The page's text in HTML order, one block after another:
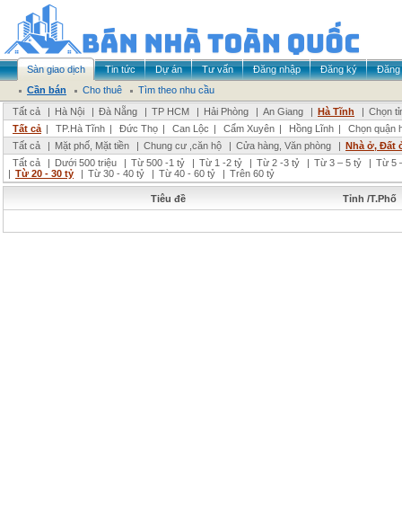
Sàn giao dịch Tin tức Dự án Tư vấn Đăng nhập Đăng ký
Đăng
Cần bán
Cho thuê
Tìm theo nhu cầu
Tất cả
| Hà Nội | Đà Nẵng | TP HCM | Hải Phòng | An Giang | Hà Tĩnh | Chọn
Tất cả | TP.Hà Tĩnh | Đức Thọ | Can Lộc | Cẩm Xuyên | Hồng Lĩnh |
Chọn quận
Tất cả
| Mặt phố, Mặt tiền | Chung cư ,căn hộ | Cửa hàng, Văn phòng | Nhà ở, Đất
Tất cả
| Dưới 500 triệu | Từ 500 -1 tỷ | Từ 1 -2 tỷ | Từ 2 -3 tỷ | Từ 3 – 5 tỷ | Từ 5
| Từ 20 - 30 tỷ | Từ 30 - 40 tỷ | Từ 40 - 60 tỷ | Trên 60 tỷ
Tiêu đề Tỉnh /T.Phố